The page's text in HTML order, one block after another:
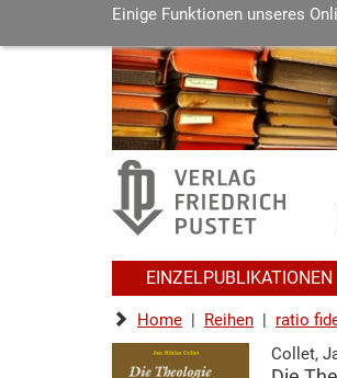
Einige Funktionen unseres
EINZELPUBLIKATIONEN
Home | Reihen | ratio
Collet,